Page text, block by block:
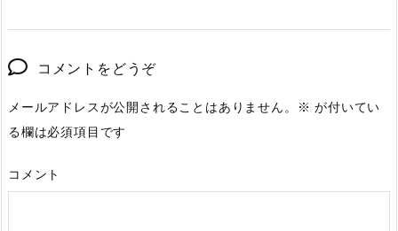
コメントをどうぞ
メールアドレスが公開されることはありません。 ※ が付いてい
る欄は必須項目です
コメント